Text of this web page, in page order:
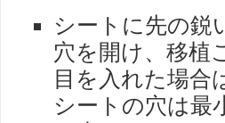
シートに先の
穴を開け、移
目を入れた場合
シートの穴は